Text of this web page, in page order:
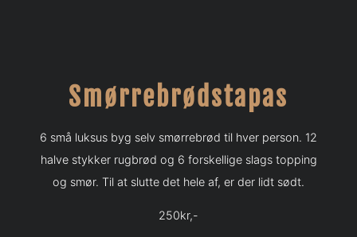
Smørrebrødstapas
6 små luksus byg selv smørrebrød til hver person. 12
halve stykker rugbrød og 6 forskellige slags topping
og smør. Til at slutte det hele af, er der lidt sødt.
250kr,-